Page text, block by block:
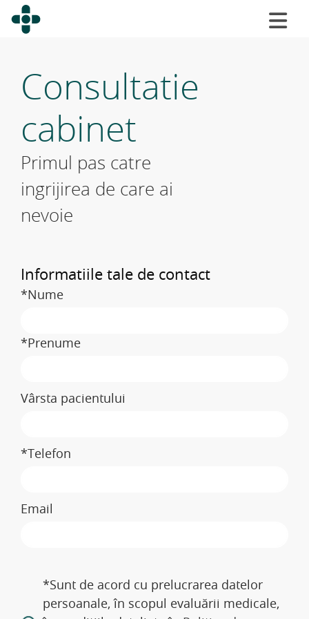
Consultatie
cabinet
Primul pas catre
ingrijirea de care ai
nevoie
Informatiile tale de contact
*Nume
*Prenume
Vârsta pacientului
*Telefon
Email
*Sunt de acord cu prelucrarea datelor
persoanale, în scopul evaluării medicale,